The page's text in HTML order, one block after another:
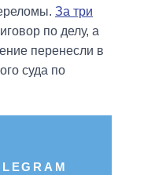
За три
по делу, а
перенесли в
суда по